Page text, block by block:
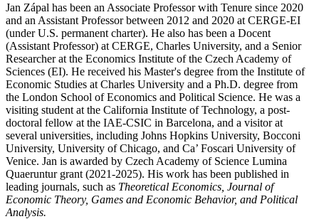
Jan Zápal has been an Associate Professor with Tenure since 2020
and an Assistant Professor between 2012 and 2020 at CERGE-EI
(under U.S. permanent charter). He also has been a Docent
(Assistant Professor) at CERGE, Charles University, and a Senior
Researcher at the Economics Institute of the Czech Academy of
Sciences (EI). He received his Master's degree from the Institute of
Economic Studies at Charles University and a Ph.D. degree from
the London School of Economics and Political Science. He was a
visiting student at the California Institute of Technology, a post-
doctoral fellow at the IAE-CSIC in Barcelona, and a visitor at
several universities, including Johns Hopkins University, Bocconi
University, University of Chicago, and Ca’ Foscari University of
Venice. Jan is awarded by Czech Academy of Science Lumina
Quaeruntur grant (2021-2025). His work has been published in
leading journals, such as Theoretical Economics, Journal of
Economic Theory, Games and Economic Behavior, and Political
Analysis.